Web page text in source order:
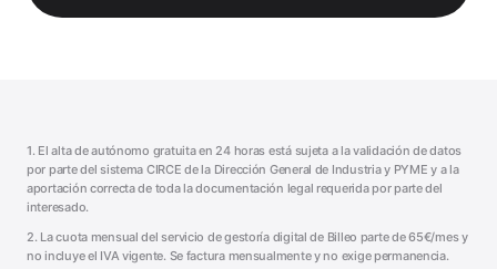
1. El alta de autónomo gratuita en 24 horas está sujeta a la validación de datos
por parte del sistema CIRCE de la Dirección General de Industria y PYME y a la
aportación correcta de toda la documentación legal requerida por parte del
interesado.
2. La cuota mensual del servicio de gestoría digital de Billeo parte de 65€/mes y
no incluye el IVA vigente. Se factura mensualmente y no exige permanencia.